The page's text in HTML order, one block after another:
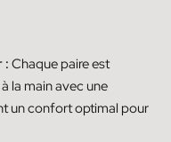
:Chaque paire est
la main avec une
un confort optimal pour